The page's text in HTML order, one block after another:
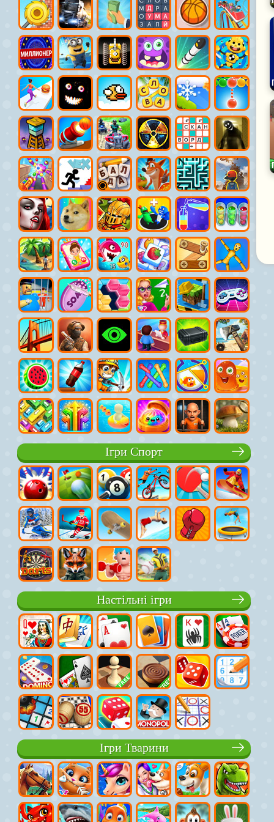
Ігри Спорт
Настільні ігри
Ігри Тварини